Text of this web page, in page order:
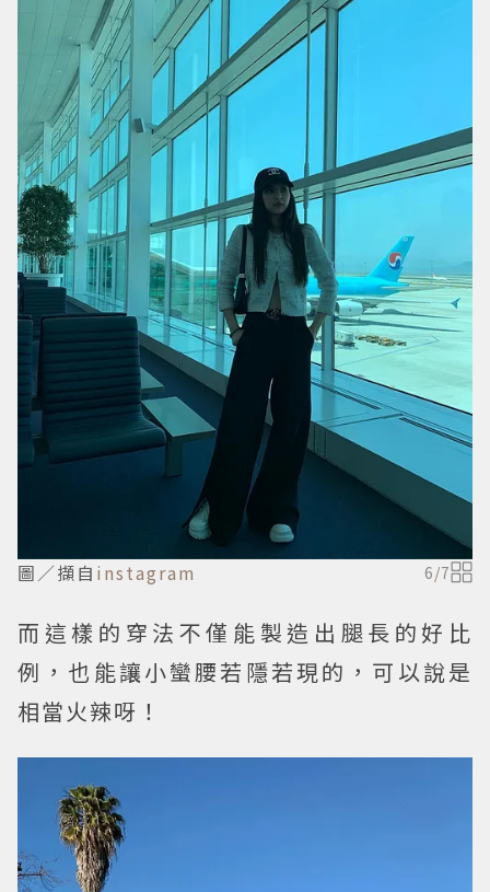
圖／擷自 instagram 6/7
而這樣的穿法不僅能製造出腿長的好比
例，也能讓小蠻腰若隱若現的，可以說是
相當火辣呀！